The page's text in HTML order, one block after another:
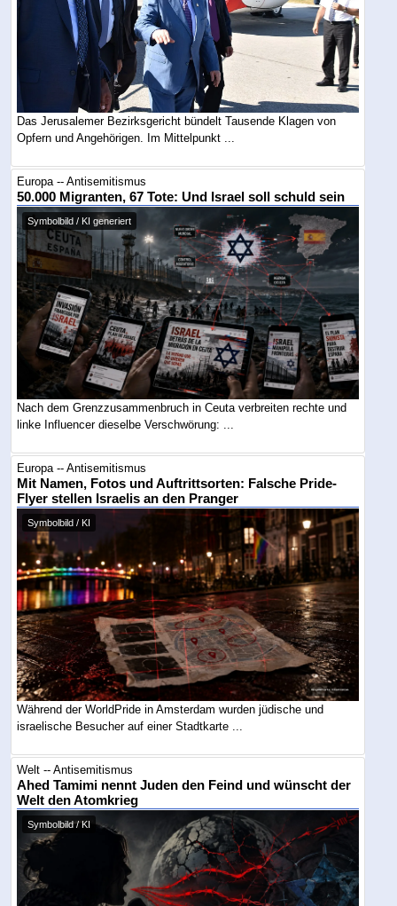
Das Jerusalemer Bezirksgericht bündelt Tausende Klagen von
Opfern und Angehörigen. Im Mittelpunkt ...
Europa -- Antisemitismus
50.000 Migranten, 67 Tote: Und Israel soll schuld sein
Symbolbild / KI generiert
Nach dem Grenzzusammenbruch in Ceuta verbreiten rechte und
linke Influencer dieselbe Verschwörung: ...
Europa -- Antisemitismus
Mit Namen, Fotos und Auftrittsorten: Falsche Pride-
Flyer stellen Israelis an den Pranger
Symbolbild / KI
Während der WorldPride in Amsterdam wurden jüdische und
israelische Besucher auf einer Stadtkarte ...
Welt -- Antisemitismus
Ahed Tamimi nennt Juden den Feind und wünscht der
Welt den Atomkrieg
Symbolbild / KI